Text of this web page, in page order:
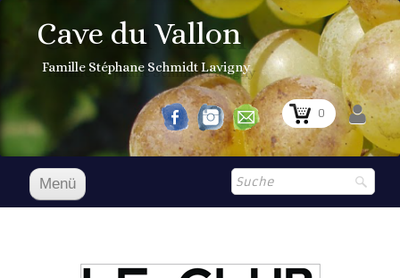
Cave du Vallon
Famille Stéphane Schmidt Lavigny
0
Menü